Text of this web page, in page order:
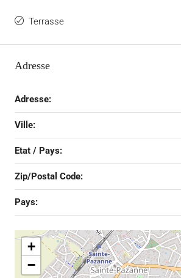
Terrasse
Adresse
Adresse:
Ville:
Etat / Pays:
Zip/Postal Code:
Pays:
+
−